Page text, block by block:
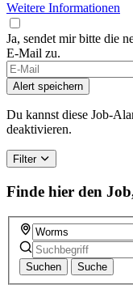
Weitere Informationen
Ja, sendet mir bitte die
E-Mail zu.
Alert speichern
Du kannst diese Job-
deaktivieren.
Filter
Finde hier den
Suchen Suche